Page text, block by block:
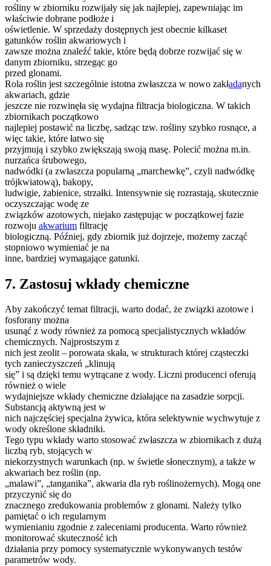
rośliny w zbiorniku rozwijały się jak najlepiej, zapewniając im
właściwie dobrane podłoże i
oświetlenie. W sprzedaży dostępnych jest obecnie kilkaset
gatunków roślin akwariowych i
zawsze można znaleźć takie, które będą dobrze rozwijać się w
danym zbiorniku, strzegąc go
przed glonami.
Rola roślin jest szczególnie istotna zwłaszcza w nowo zakładanych
akwariach, gdzie
jeszcze nie rozwinęła się wydajna filtracja biologiczna. W takich
zbiornikach początkowo
najlepiej postawić na liczbę, sadząc tzw. rośliny szybko rosnące, a
więc takie, które łatwo się
przyjmują i szybko zwiększają swoją masę. Polecić można m.in.
nurzańca śrubowego,
nadwódki (a zwłaszcza popularną „marchewkę”, czyli nadwódkę
trójkwiatową), bakopy,
ludwigie, żabienice, strzałki. Intensywnie się rozrastają, skutecznie
oczyszczając wodę ze
związków azotowych, niejako zastępując w początkowej fazie
rozwoju akwarium filtrację
biologiczną. Później, gdy zbiornik już dojrzeje, możemy zacząć
stopniowo wymieniać je na
inne, bardziej wymagające gatunki.
7. Zastosuj wkłady chemiczne
Aby zakończyć temat filtracji, warto dodać, że związki azotowe i
fosforany można
usunąć z wody również za pomocą specjalistycznych wkładów
chemicznych. Najprostszym z
nich jest zeolit – porowata skała, w strukturach której cząsteczki
tych zanieczyszczeń „klinują
się” i są dzięki temu wytrącane z wody. Liczni producenci oferują
również o wiele
wydajniejsze wkłady chemiczne działające na zasadzie sorpcji.
Substancją aktywną jest w
nich najczęściej specjalna żywica, która selektywnie wychwytuje z
wody określone składniki.
Tego typu wkłady warto stosować zwłaszcza w zbiornikach z dużą
liczbą ryb, stojących w
niekorzystnych warunkach (np. w świetle słonecznym), a także w
akwariach bez roślin (np.
„malawi”, „tanganika”, akwaria dla ryb roślinożernych). Mogą one
przyczynić się do
znacznego zredukowania problemów z glonami. Należy tylko
pamiętać o ich regularnym
wymienianiu zgodnie z zaleceniami producenta. Warto również
monitorować skuteczność ich
działania przy pomocy systematycznie wykonywanych testów
parametrów wody.